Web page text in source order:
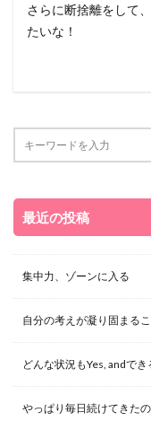
さらに断捨離をして
たいな！
最近の投稿
集中力、ゾーンに入る
自分の考えが凝り固まる
どんな状況もYes, andでき
やっぱり毎日続けてきたの